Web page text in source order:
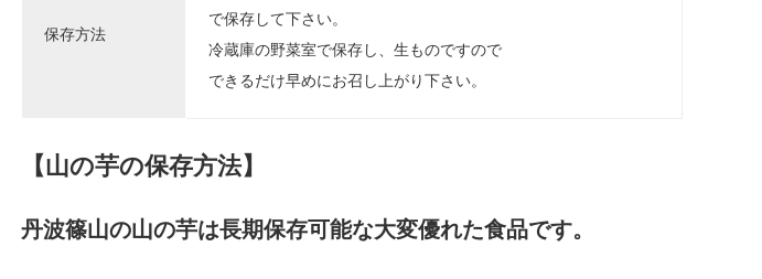
保存方法
で保存して下さい。
冷蔵庫の野菜室で保存し、生ものですので
できるだけ早めにお召し上がり下さい。
【山の芋の保存方法】
丹波篠山の山の芋は長期保存可能な大変優れた食品です。